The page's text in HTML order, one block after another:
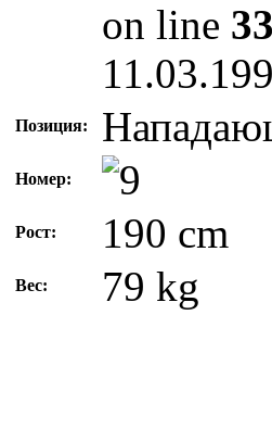
on line
Позиция:
Номер:
Рост: 190 cm
Вес: 79 kg